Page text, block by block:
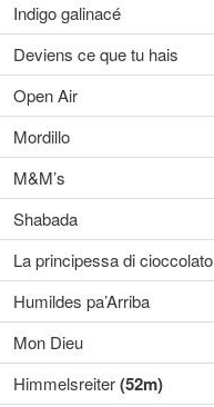
Indigo galinacé
Deviens ce que tu hais
Open Air
Mordillo
M&M’s
Shabada
La principessa di cioccolato
Humildes pa’Arriba
Mon Dieu
Himmelsreiter(52m)